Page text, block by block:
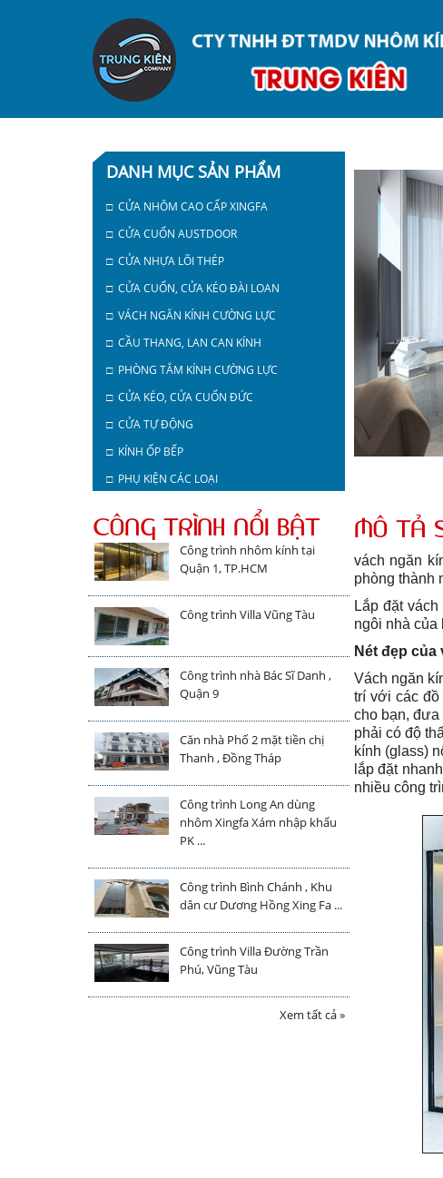
DANH MỤC SẢN PHẨM
□ CỬA NHÔM CAO CẤP XINGFA
□ CỬA CUỐN AUSTDOOR
□ CỬA NHỰA LÕI THÉP
□ CỬA CUỐN, CỬA KÉO ĐÀI LOAN
□ VÁCH NGĂN KÍNH CƯỜNG LỰC
□ CẦU THANG, LAN CAN KÍNH
□ PHÒNG TẮM KÍNH CƯỜNG LỰC
□ CỬA KÉO, CỬA CUỐN ĐỨC
□ CỬA TỰ ĐỘNG
□ KÍNH ỐP BẾP
□ PHỤ KIỆN CÁC LOẠI
CÔNG TRÌNH NỔI BẬT
Công trình nhôm kính tại
Quận 1, TP.HCM
Công trình Villa Vũng Tàu
Công trình nhà Bác Sĩ Danh ,
Quận 9
Căn nhà Phố 2 mặt tiền chị
Thanh , Đồng Tháp
Công trình Long An dùng
nhôm Xingfa Xám nhập khẩu
PK ...
Công trình Bình Chánh , Khu
dân cư Dương Hồng Xing Fa ...
Công trình Villa Đường Trần
Phú, Vũng Tàu
Xem tất cả »
MÔ TẢ
vách ngăn
phòng thành
Lắp đặt
ngôi nhà của
Nét đẹp
Vách ngăn
trí với các đồ
cho bạn, đưa
phải có độ
kính (glass)
lắp đặt
nhiều công